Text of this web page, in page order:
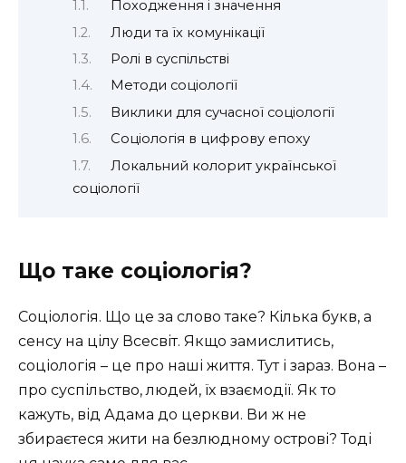
Походження і значення
Люди та їх комунікації
Ролі в суспільстві
Методи соціології
Виклики для сучасної соціології
Соціологія в цифрову епоху
Локальний колорит української
соціології
Що таке соціологія?
Соціологія. Що це за слово таке? Кілька букв, а
сенсу на цілу Всесвіт. Якщо замислитись,
соціологія – це про наші життя. Тут і зараз. Вона –
про суспільство, людей, їх взаємодії. Як то
кажуть, від Адама до церкви. Ви ж не
збираєтеся жити на безлюдному острові? Тоді